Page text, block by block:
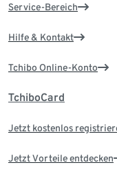
Service-Bereich
Hilfe & Kontakt
Tchibo Online-Konto
TchiboCard
Jetzt kostenlos
Jetzt Vorteile entdecken